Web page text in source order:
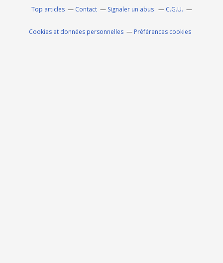
Top articles Contact Signaler un abus C.G.U.
Cookies et données personnelles Préférences cookies